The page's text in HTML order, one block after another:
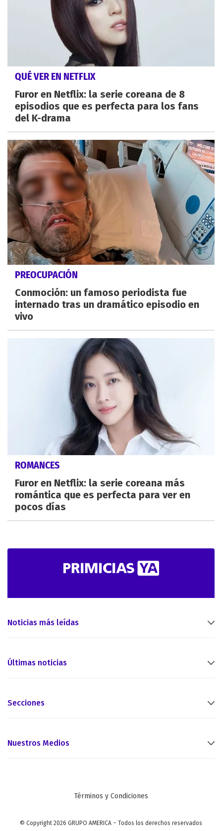
QUÉ VER EN NETFLIX
Furor en Netflix: la serie coreana de 8
episodios que es perfecta para los fans
del K-drama
PREOCUPACIÓN
Conmoción: un famoso periodista fue
internado tras un dramático episodio en
vivo
ROMANCES
Furor en Netflix: la serie coreana más
romántica que es perfecta para ver en
pocos días
Noticias más leídas
Últimas noticias
Secciones
Nuestros Medios
Términos y Condiciones
© Copyright 2026 GRUPO AMERICA – Todos los derechos reservados